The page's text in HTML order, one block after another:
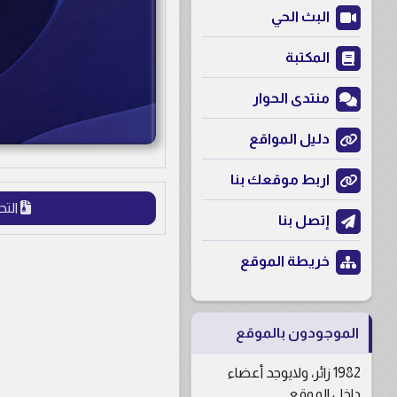
البث الحي
المكتبة
منتدى الحوار
دليل المواقع
اربط موقعك بنا
إتصل بنا
خريطة الموقع
الموجودون بالموقع
1982 زائر، ولايوجد أعضاء
داخل الموقع